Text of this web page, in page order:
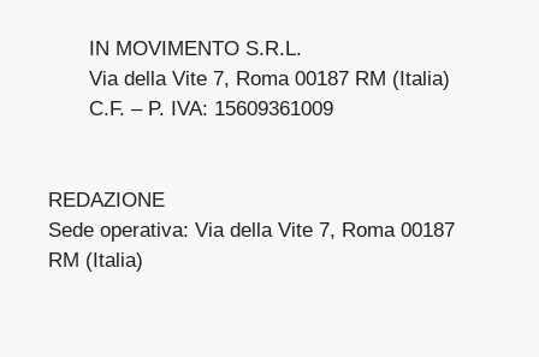
IN MOVIMENTO S.R.L.
Via della Vite 7, Roma 00187 RM (Italia)
C.F. – P. IVA: 15609361009
REDAZIONE
Sede operativa: Via della Vite 7, Roma 00187
RM (Italia)